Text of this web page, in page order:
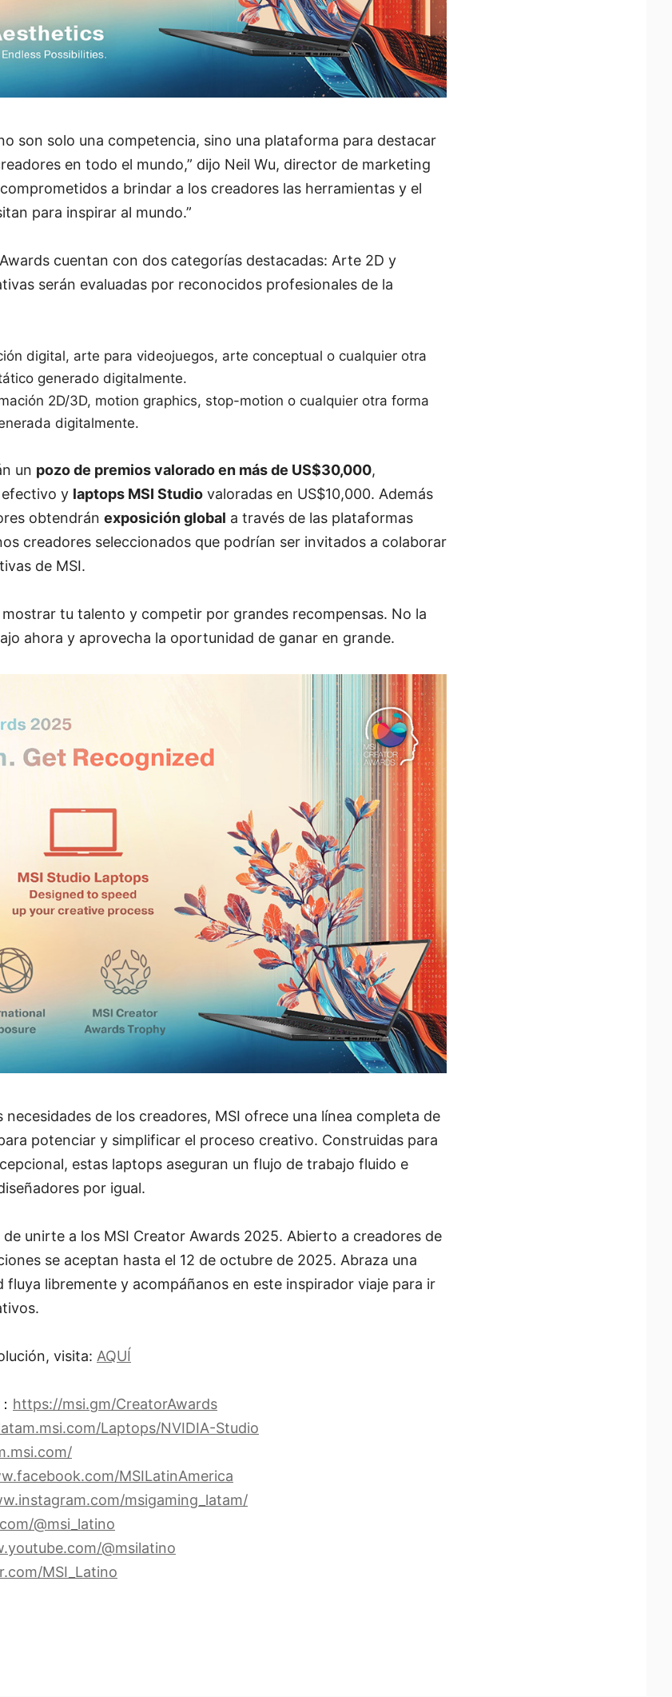
son solo una competencia, sino una plataforma para destacar
en todo el mundo,” dijo Neil Wu, director de marketing
a brindar a los creadores las herramientas y el
para inspirar al mundo.”
cuentan con dos categorías destacadas: Arte 2D y
serán evaluadas por reconocidos profesionales de la
digital, arte para videojuegos, arte conceptual o cualquier otra
generado digitalmente.
2D/3D, motion graphics, stop-motion o cualquier otra forma
digitalmente.
un pozo de premios valorado en más de US$30,000,
y laptops MSI Studio valoradas en US$10,000. Además
obtendrán exposición global a través de las plataformas
creadores seleccionados que podrían ser invitados a colaborar
de MSI.
tu talento y competir por grandes recompensas. No la
ahora y aprovecha la oportunidad de ganar en grande.
necesidades de los creadores, MSI ofrece una línea completa de
potenciar y simplificar el proceso creativo. Construidas para
estas laptops aseguran un flujo de trabajo fluido e
por igual.
unirte a los MSI Creator Awards 2025. Abierto a creadores de
se aceptan hasta el 12 de octubre de 2025. Abraza una
fluya libremente y acompáñanos en este inspirador viaje para ir
visita: AQUÍ
https://msi.gm/CreatorAwards
Laptops/NVIDIA-Studio
MSILatinAmerica
msigaming_latam/
@msi_latino
@msilatino
MSI_Latino